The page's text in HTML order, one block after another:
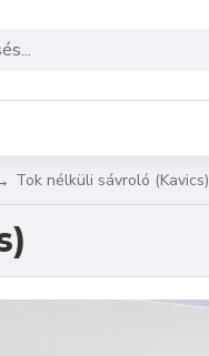
Tok nélküli sávroló (Kavics)